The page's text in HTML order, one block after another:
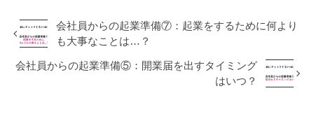
会社員からの起業準備⑦：起業をするために何より
も大事なことは…？
会社員からの起業準備⑤：開業届を出すタイミング
はいつ？